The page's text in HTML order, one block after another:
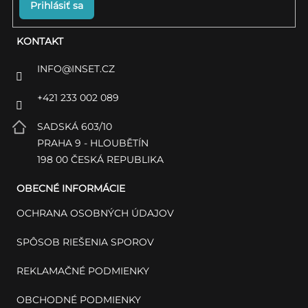
KONTAKT
INFO@INSET.CZ
+421 233 002 089
SADSKÁ 603/10
PRAHA 9 - HLOUBĚTÍN
198 00 ČESKÁ REPUBLIKA
OBECNÉ INFORMÁCIE
OCHRANA OSOBNÝCH ÚDAJOV
SPÔSOB RIEŠENIA SPOROV
REKLAMAČNÉ PODMIENKY
OBCHODNÉ PODMIENKY
Prihlásiť sa